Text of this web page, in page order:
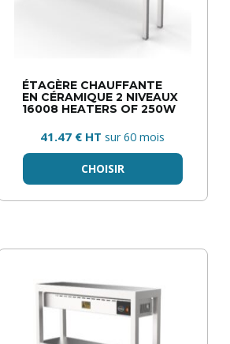
ÉTAGÈRE CHAUFFANTE
EN CÉRAMIQUE 2 NIVEAUX
16008 HEATERS OF 250W
41.47 € HTsur 60 mois
CHOISIR